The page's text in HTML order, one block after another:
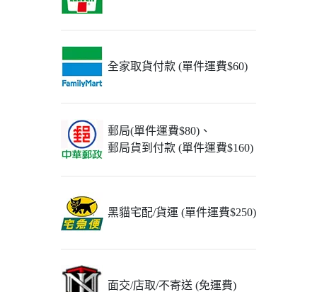
全家取貨付款 (單件運費$60)
郵局(單件運費$80)、
郵局貨到付款 (單件運費$160)
黑貓宅配/貨運 (單件運費$250)
面交/店取/不寄送 (免運費)